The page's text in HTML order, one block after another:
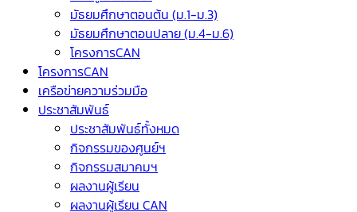
มัธยมศึกษาตอนต้น (ม.1-ม.3)
มัธยมศึกษาตอนปลาย (ม.4-ม.6)
โครงการCAN
โครงการCAN
เครือข่ายความร่วมมือ
ประชาสัมพันธ์
ประชาสัมพันธ์ทั้งหมด
กิจกรรมของศูนย์ฯ
กิจกรรมสมาคมฯ
ผลงานผู้เรียน
ผลงานผู้เรียน CAN